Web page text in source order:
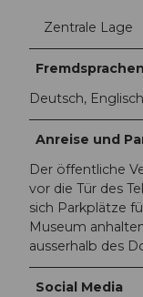
Zentrale Lage
Deutsch,
Anreise und
Der öffentliche
vor die Tür des
sich Parkplätze
Museum
ausserhalb des
Social Media